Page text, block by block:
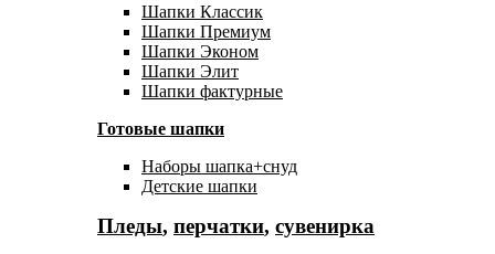
Шапки Классик
Шапки Премиум
Шапки Эконом
Шапки Элит
Шапки фактурные
Готовые шапки
Наборы шапка+снуд
Детские шапки
Пледы, перчатки, сувенирка